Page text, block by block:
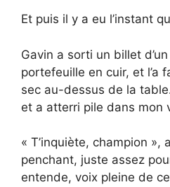
Et puis il y a eu l’instant
Gavin a sorti un billet
portefeuille en cuir, et l’a
sec au-dessus de la
et a atterri pile dans mon
« T’inquiète, champion »,
penchant, juste assez
entende, voix pleine de